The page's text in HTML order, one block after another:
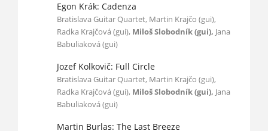
Egon Krák: Cadenza
Bratislava Guitar Quartet, Martin Krajčo (gui),
Radka Krajčová (gui), Miloš Slobodník (gui), Jana
Babuliaková (gui)
Jozef Kolkovič: Full Circle
Bratislava Guitar Quartet, Martin Krajčo (gui),
Radka Krajčová (gui), Miloš Slobodník (gui), Jana
Babuliaková (gui)
Martin Burlas: The Last Breeze